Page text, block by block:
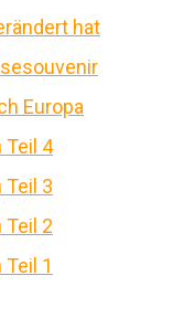
hat
Europa
Teil 4
3
2
1